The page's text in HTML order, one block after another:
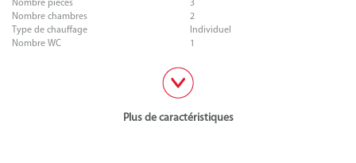
Nombre pièces
3
Nombre chambres
2
Type de chauffage
Individuel
Nombre WC
1
Plus de caractéristiques